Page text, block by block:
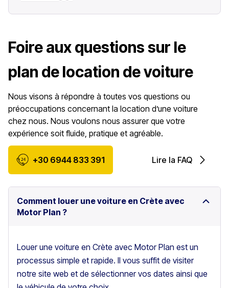
Foire aux questions sur le
plan de location de voiture
Nous visons à répondre à toutes vos questions ou
préoccupations concernant la location d’une voiture
chez nous. Nous voulons nous assurer que votre
expérience soit fluide, pratique et agréable.
+30 6944 833 391 Lire la FAQ
Comment louer une voiture en Crète avec
Motor Plan ?
Louer une voiture en Crète avec Motor Plan est un
processus simple et rapide. Il vous suffit de visiter
notre site web et de sélectionner vos dates ainsi que